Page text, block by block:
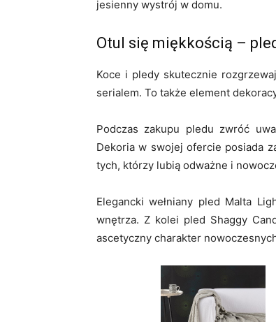
jesienny wystrój w domu.
Otul się miękkością –
Koce i pledy skutecznie
serialem. To także element
Podczas zakupu pledu zwróć
Dekoria w swojej ofercie posiada
tych, którzy lubią odważne i
Elegancki wełniany pled Malta
wnętrza. Z kolei pled Shaggy
ascetyczny charakter